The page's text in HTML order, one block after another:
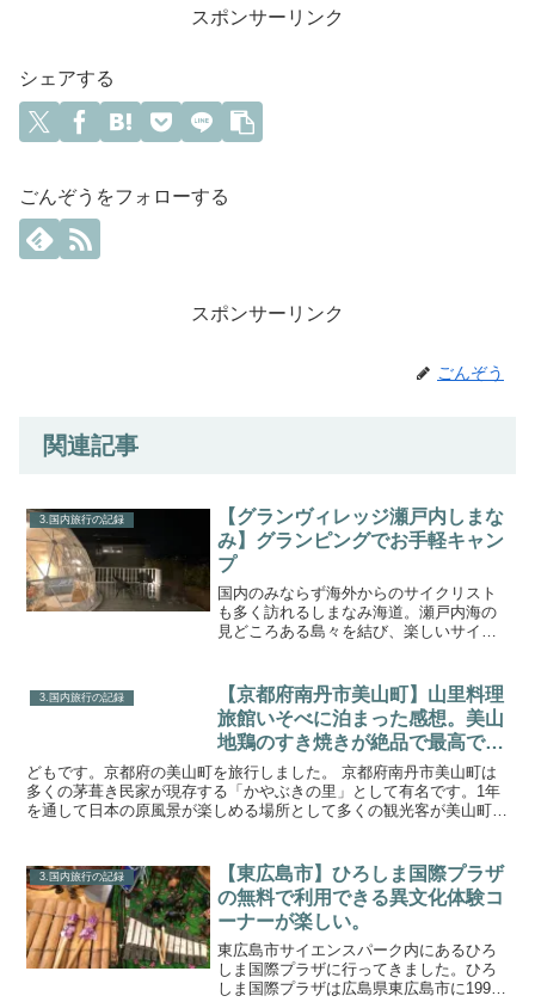
スポンサーリンク
シェアする
ごんぞうをフォローする
スポンサーリンク
ごんぞう
関連記事
3.国内旅行の記録
【グランヴィレッジ瀬戸内しまな
み】グランピングでお手軽キャン
プ
国内のみならず海外からのサイクリスト
も多く訪れるしまなみ海道。瀬戸内海の
見どころある島々を結び、楽しいサイク
今回はその中の高根島という島にあるグ
ランピングサイトへ行って...
3.国内旅行の記録
【京都府南丹市美山町】山里料理
旅館いそべに泊まった感想。美山
地鶏のすき焼きが絶品で最高でし
た。
どもです。京都府の美山町を旅行しました。 京都府南丹市美山町は
多くの茅葺き民家が現存する「かやぶきの里」として有名です。1年
を通して日本の原風景が楽しめる場所として多くの観光客が美山町を
3.国内旅行の記録
【東広島市】ひろしま国際プラザ
の無料で利用できる異文化体験コ
ーナーが楽しい。
東広島市サイエンスパーク内にあるひろ
しま国際プラザに行ってきました。ひろ
しま国際プラザは広島県東広島市に1997